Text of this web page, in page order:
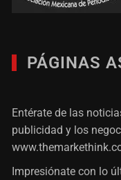
PÁGINAS
Entérate de las
publicidad y los
Impresiónate con lo